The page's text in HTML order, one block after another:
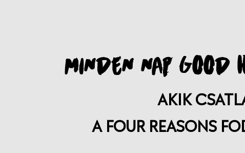
MINDEN NAP GOOD
AKIK
A FOUR REASONS